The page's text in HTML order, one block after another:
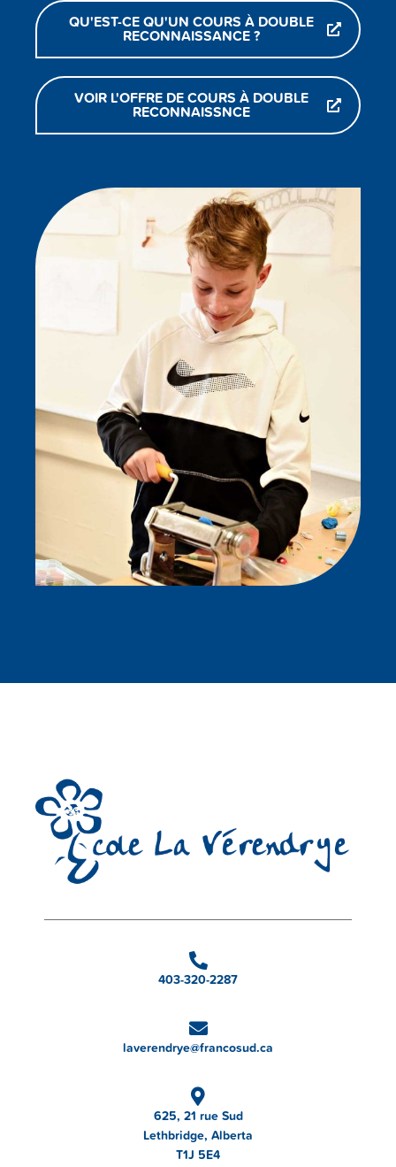
QU'EST-CE QU'UN COURS À DOUBLE
RECONNAISSANCE ?
VOIR L'OFFRE DE COURS À DOUBLE
RECONNAISSNCE
403-320-2287
laverendrye@francosud.ca
625, 21 rue Sud
Lethbridge, Alberta
T1J 5E4